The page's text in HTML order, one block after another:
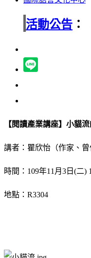
活動公告
【 閱讀產業講座】 小貓
講者： 瞿欣怡（作家、
時間：109年11月3日(二)
地點：R3304